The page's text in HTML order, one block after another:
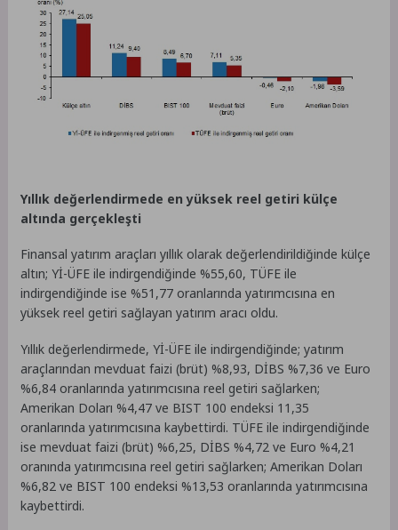
Yıllık değerlendirmede en yüksek reel getiri külçe
altında gerçekleşti
Finansal yatırım araçları yıllık olarak değerlendirildiğinde külçe
altın; Yİ-ÜFE ile indirgendiğinde %55,60, TÜFE ile
indirgendiğinde ise %51,77 oranlarında yatırımcısına en
yüksek reel getiri sağlayan yatırım aracı oldu.
Yıllık değerlendirmede, Yİ-ÜFE ile indirgendiğinde; yatırım
araçlarından mevduat faizi (brüt) %8,93, DİBS %7,36 ve Euro
%6,84 oranlarında yatırımcısına reel getiri sağlarken;
Amerikan Doları %4,47 ve BIST 100 endeksi 11,35
oranlarında yatırımcısına kaybettirdi. TÜFE ile indirgendiğinde
ise mevduat faizi (brüt) %6,25, DİBS %4,72 ve Euro %4,21
oranında yatırımcısına reel getiri sağlarken; Amerikan Doları
%6,82 ve BIST 100 endeksi %13,53 oranlarında yatırımcısına
kaybettirdi.